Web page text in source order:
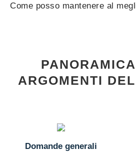
Come posso mantenere al
ARGOMENTI
Domande generali